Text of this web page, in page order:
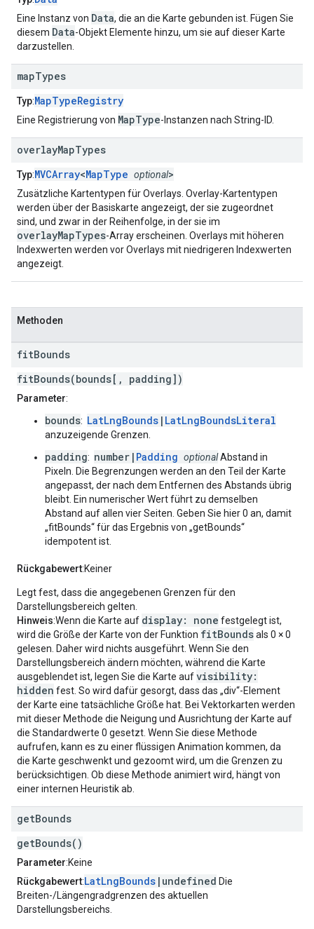
Eine Instanz von Data, die an die Karte gebunden ist. Fügen Sie
diesem Data-Objekt Elemente hinzu, um sie auf dieser Karte
darzustellen.
mapTypes
Typ:MapTypeRegistry
Eine Registrierung von MapType-Instanzen nach String-ID.
overlayMapTypes
Typ:MVCArray<MapType optional>
Zusätzliche Kartentypen für Overlays. Overlay-Kartentypen
werden über der Basiskarte angezeigt, der sie zugeordnet
sind, und zwar in der Reihenfolge, in der sie im
overlayMapTypes-Array erscheinen. Overlays mit höheren
Indexwerten werden vor Overlays mit niedrigeren Indexwerten
angezeigt.
Methoden
fitBounds
fitBounds(bounds[, padding])
Parameter:
bounds: LatLngBounds | LatLngBoundsLiteral
anzuzeigende Grenzen.
padding: number| Padding optionalAbstand in
Pixeln. Die Begrenzungen werden an den Teil der Karte
angepasst, der nach dem Entfernen des Abstands übrig
bleibt. Ein numerischer Wert führt zu demselben
Abstand auf allen vier Seiten. Geben Sie hier 0 an, damit
„fitBounds“ für das Ergebnis von „getBounds“
idempotent ist.
Rückgabewert:Keiner
Legt fest, dass die angegebenen Grenzen für den
Darstellungsbereich gelten.
Hinweis:Wenn die Karte auf display: none festgelegt ist,
wird die Größe der Karte von der Funktion fitBoundsals 0 × 0
gelesen. Daher wird nichts ausgeführt. Wenn Sie den
Darstellungsbereich ändern möchten, während die Karte
ausgeblendet ist, legen Sie die Karte aufvisibility:
hidden fest. So wird dafür gesorgt, dass das „div“-Element
der Karte eine tatsächliche Größe hat. Bei Vektorkarten werden
mit dieser Methode die Neigung und Ausrichtung der Karte auf
die Standardwerte 0 gesetzt. Wenn Sie diese Methode
aufrufen, kann es zu einer flüssigen Animation kommen, da
die Karte geschwenkt und gezoomt wird, um die Grenzen zu
berücksichtigen. Ob diese Methode animiert wird, hängt von
einer internen Heuristik ab.
getBounds
getBounds()
Parameter:Keine
Rückgabewert:LatLngBounds |undefined Die
Breiten-/Längengradgrenzen des aktuellen
Darstellungsbereichs.